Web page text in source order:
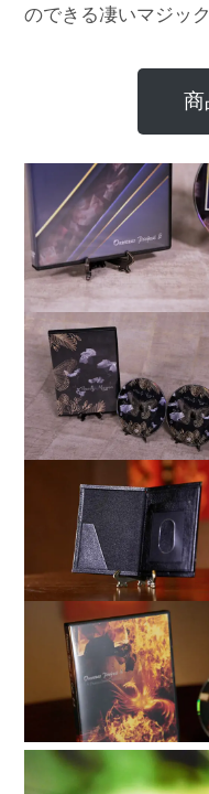
のできる凄いマジッ